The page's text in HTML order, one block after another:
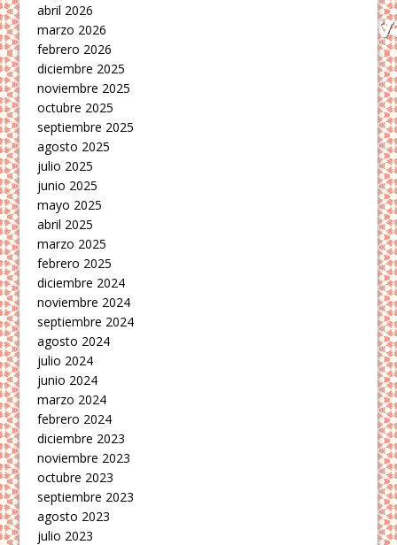
abril 2026
marzo 2026
febrero 2026
diciembre 2025
noviembre 2025
octubre 2025
septiembre 2025
agosto 2025
julio 2025
junio 2025
mayo 2025
abril 2025
marzo 2025
febrero 2025
diciembre 2024
noviembre 2024
septiembre 2024
agosto 2024
julio 2024
junio 2024
marzo 2024
febrero 2024
diciembre 2023
noviembre 2023
octubre 2023
septiembre 2023
agosto 2023
julio 2023